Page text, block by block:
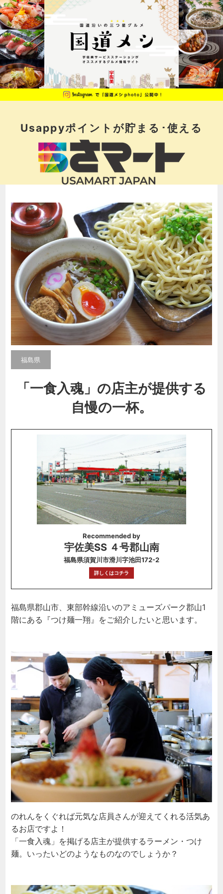
Usappyポイントが貯まる･使える
福島県
「一食入魂」の店主が提供する
自慢の一杯。
Recommended by
宇佐美SS ４号郡山南
福島県須賀川市滑川字池田172-2
詳しくはコチラ
福島県郡山市、東部幹線沿いのアミューズパーク郡山1
階にある『つけ麺一翔』をご紹介したいと思います。
のれんをくぐれば元気な店員さんが迎えてくれる活気あ
るお店ですよ！
「一食入魂」を掲げる店主が提供するラーメン・つけ
麺。いったいどのようなものなのでしょうか？